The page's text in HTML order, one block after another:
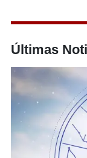
Últimas